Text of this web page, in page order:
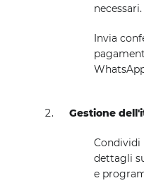
necessari.
Invia
Gestione
dettagli
e